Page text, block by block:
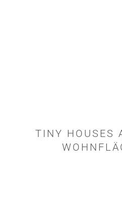
TINY HOUSES